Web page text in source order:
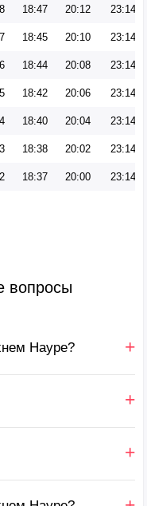
18:47 20:12 23:14
18:45 20:10 23:14
18:44 20:08 23:14
18:42 20:06 23:14
18:40 20:04 23:14
18:38 20:02 23:14
18:37 20:00 23:14
вопросы
Науре?